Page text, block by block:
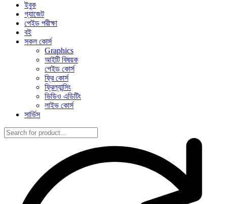
ইবুক
গ্যাজেট
পেইড পরীক্ষা
বই
সকল কোর্স
Graphics
আইটি বিষয়ক
পেইড কোর্স
ফ্রি কোর্স
ফ্রিল্যান্সিং
ভিডিও এডিটিং
লাইভ কোর্স
সার্ভিস